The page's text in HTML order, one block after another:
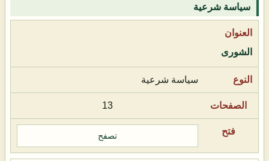
سياسة شرعية
الشورى
سياسة شرعية
13
تصفح